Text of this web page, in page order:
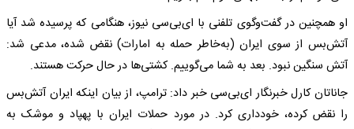
او همچنین در گفت‌وگوی تلفنی با ای‌بی‌سی نیوز، هنگامی که پرسیده شد آیا
آتش‌بس از سوی ایران (به‌خاطر حمله به امارات) نقض شده، مدعی شد:
آتش ‌سنگین نبود. بعد به شما می‌گوییم. کشتی‌ها در حال حرکت هستند.
جاناتان کارل خبرنگار ای‌بی‌سی خبر داد: ترامپ‌، از بیان اینکه ایران آتش‌بس
را نقض کرده، خودداری کرد. در مورد حملات ایران با پهپاد و موشک به